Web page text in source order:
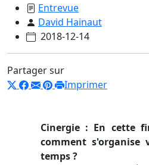
Entrevue
David Hainaut
2018-12-14
Partager sur
Imprimer
Cinergie : En cette
comment s'organise
temps ?